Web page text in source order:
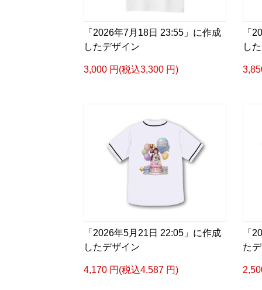
「2026年7月18日 23:55」に作成
したデザイン
3,000 円(税込3,300 円)
「
し
「2026年5月21日 22:05」に作成
したデザイン
4,170 円(税込4,587 円)
「
た